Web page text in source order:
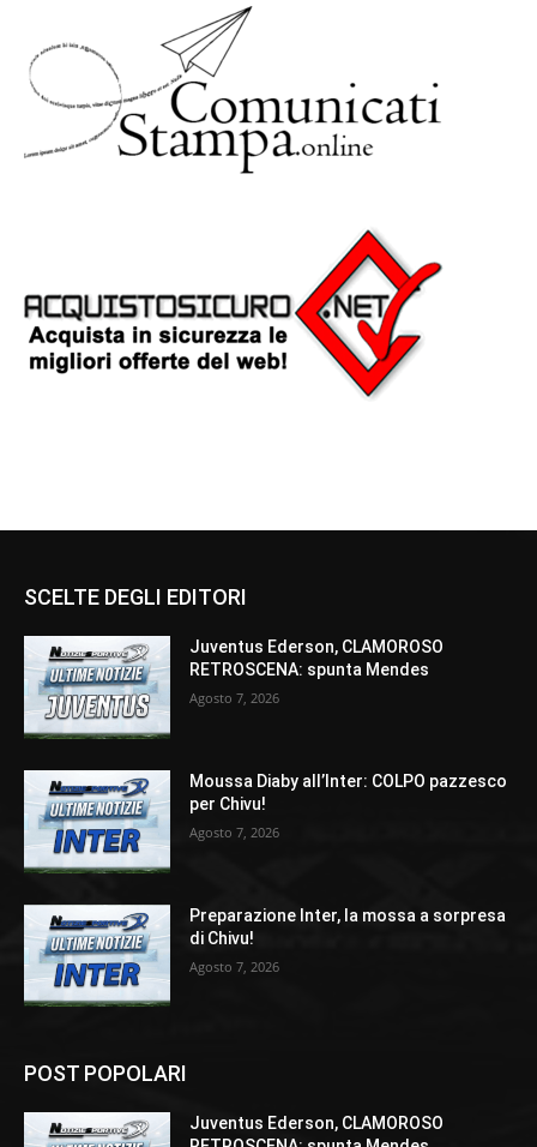
SCELTE DEGLI EDITORI
Juventus Ederson, CLAMOROSO
RETROSCENA: spunta Mendes
Agosto 7, 2026
Moussa Diaby all’Inter: COLPO pazzesco
per Chivu!
Agosto 7, 2026
Preparazione Inter, la mossa a sorpresa
di Chivu!
Agosto 7, 2026
POST POPOLARI
Juventus Ederson, CLAMOROSO